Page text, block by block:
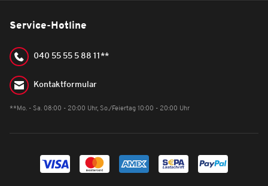
Service-Hotline
040 55 55 5 88 11**
Kontaktformular
**Mo. - Sa. 08:00 - 20:00 Uhr, So./Feiertag 10:00 - 20:00 Uhr